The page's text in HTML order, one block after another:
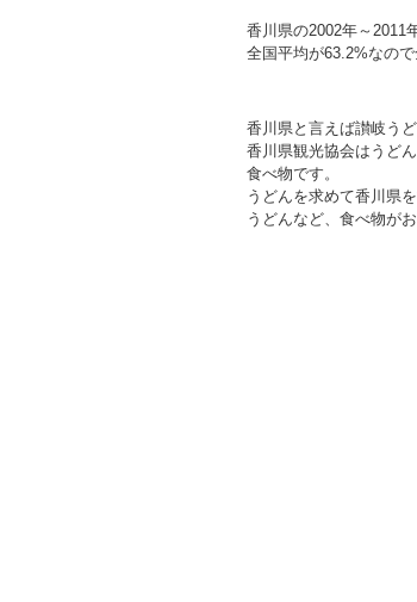
香川県の2002年～2011
全国平均が63.2%なので
香川県と言えば讃岐うど
香川県観光協会はうど
食べ物です。
うどんを求めて香川県
うどんなど、食べ物が